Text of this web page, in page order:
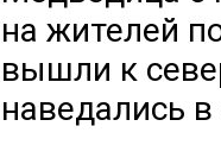
на жителей
вышли к
наведались